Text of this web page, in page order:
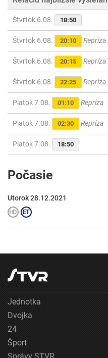
Štvrtok 6.08. 18:50
Štvrtok 6.08. 20:10 Repríza
Štvrtok 6.08. 20:15 Repríza
Štvrtok 6.08. 22:25 Repríza
Piatok 7.08. 01:10 Repríza
Piatok 7.08. 02:30 Repríza
Piatok 7.08. 18:50
Počasie
Utorok 28.12.2021
Jednotka
Dvojka
24
Šport